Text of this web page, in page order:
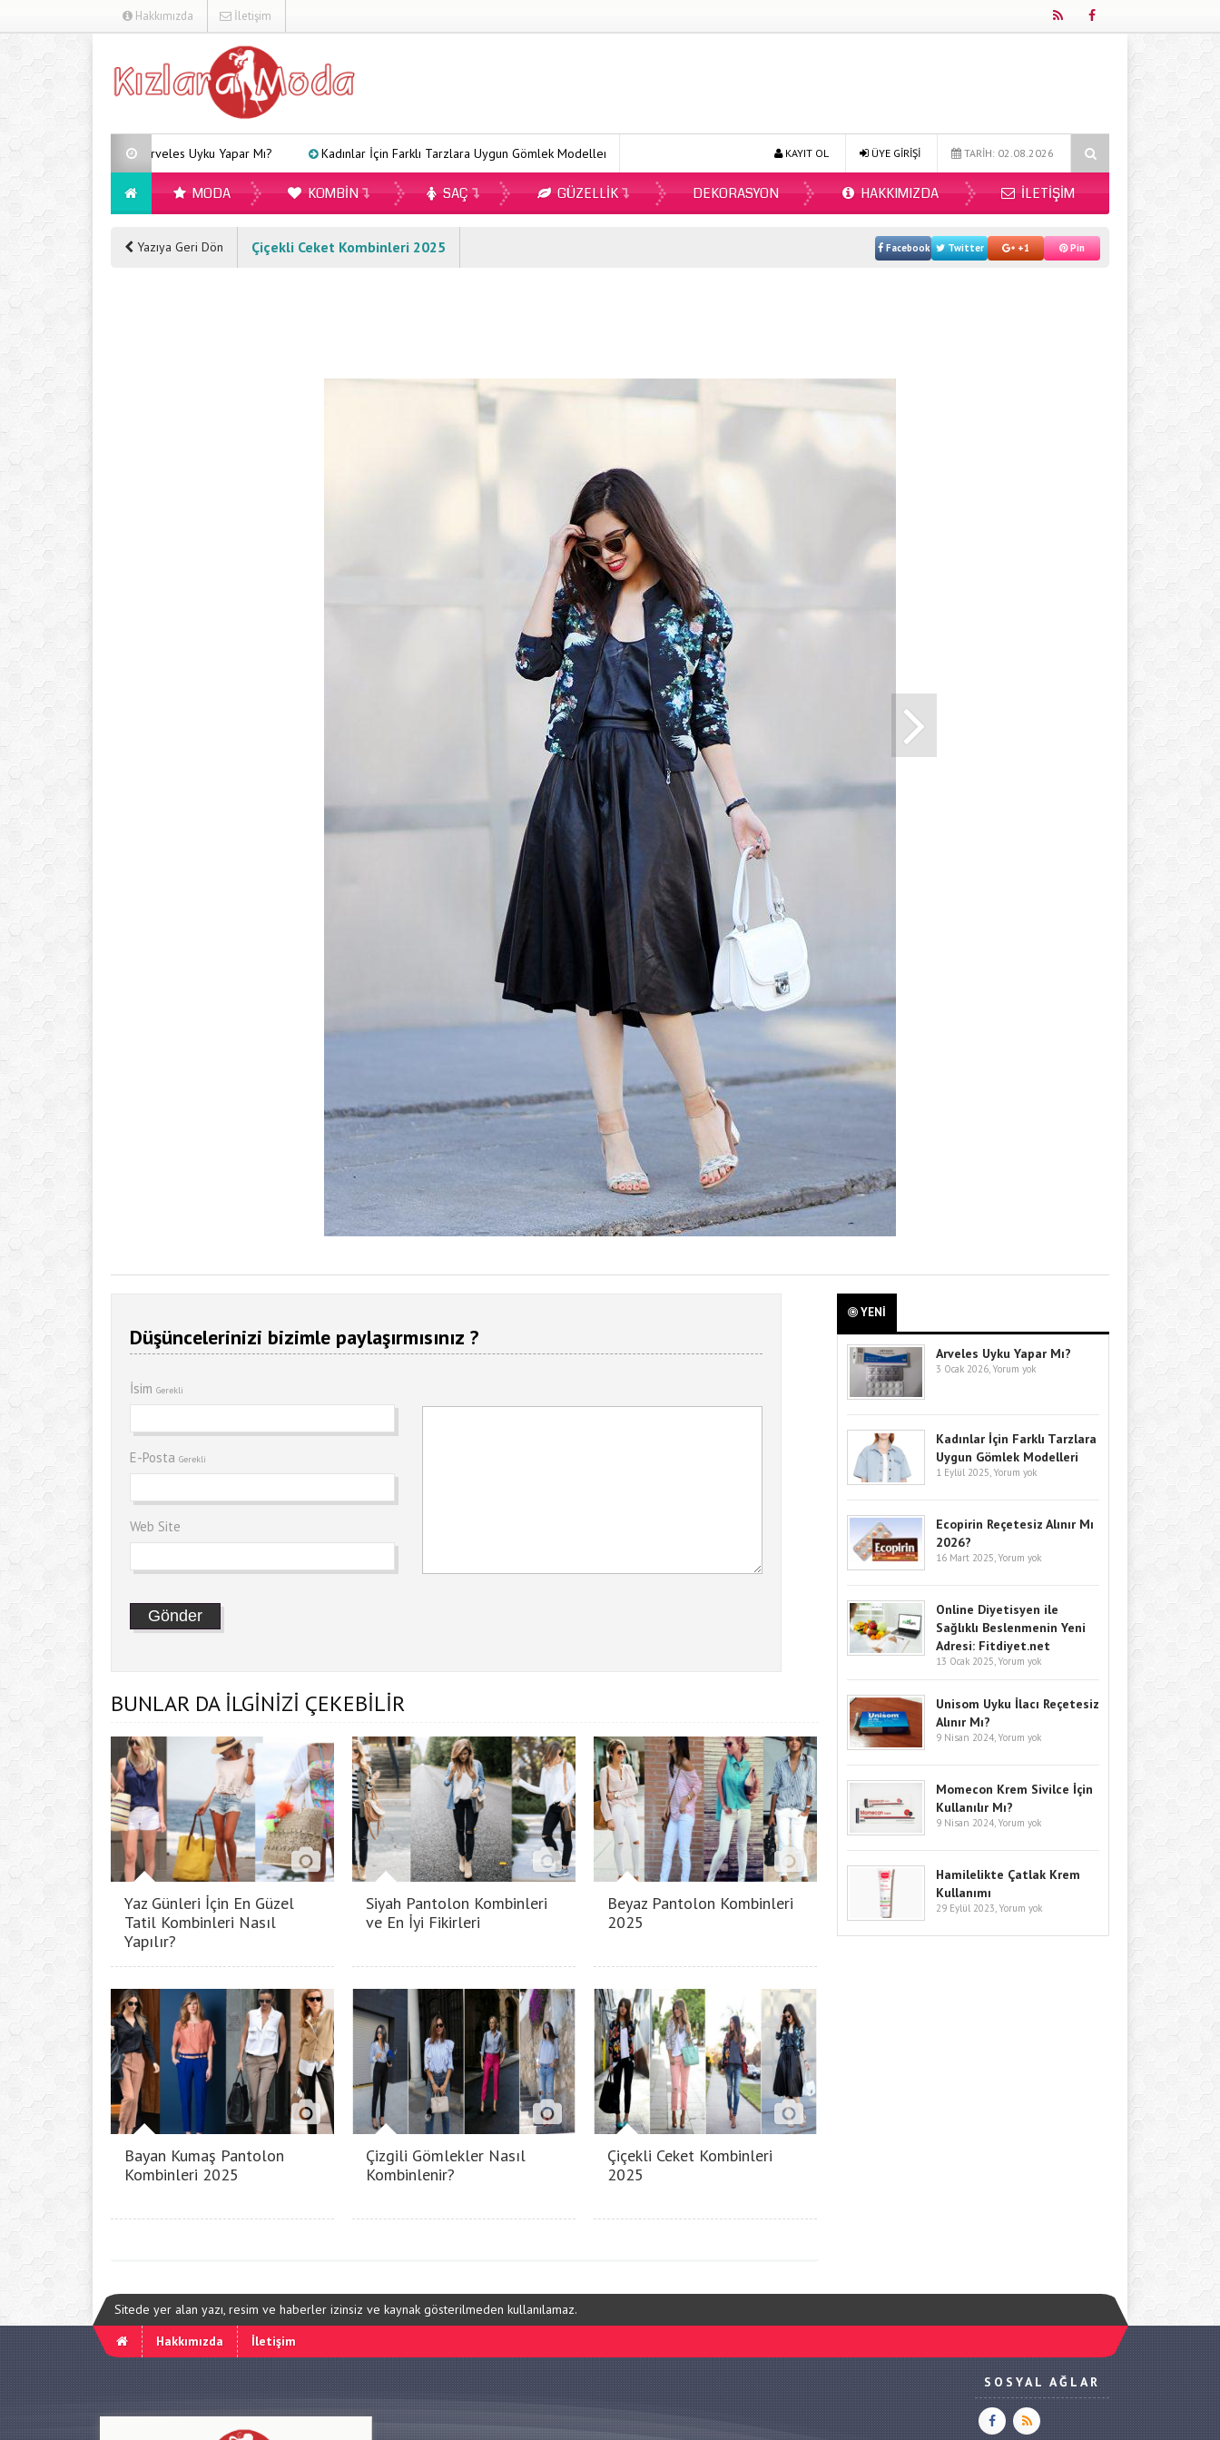
Hakkımızda İletişim
Arveles Uyku Yapar Mı? Kadınlar İçin Farklı Tarzlara Uygun Gömlek Modelleri Ecopirin Reçetesiz Alınır Mı 2026? Online Diyetisyen ile Sağlıklı Beslenmenin Yeni Adresi: Fitdiyet.net
TARİH: 02.08.2026
ÜYE GİRİŞİ
KAYIT OL
MODA KOMBIN SAÇ GÜZELLIK DEKORASYON HAKKIMIZDA İLETIŞIM
Yazıya Geri Dön Çiçekli Ceket Kombinleri 2025 Facebook Twitter +1 Pin
Düşüncelerinizi bizimle paylaşırmısınız ?
İsim Gerekli
E-Posta Gerekli
Web Site
BUNLAR DA İLGİNİZİ ÇEKEBİLİR
Yaz Günleri İçin En Güzel
Tatil Kombinleri Nasıl
Yapılır?
Siyah Pantolon Kombinleri
ve En İyi Fikirleri
Beyaz Pantolon Kombinleri
2025
Bayan Kumaş Pantolon
Kombinleri 2025
Çizgili Gömlekler Nasıl
Kombinlenir?
Çiçekli Ceket Kombinleri
2025
YENİ
Arveles Uyku Yapar Mı?
3 Ocak 2026, Yorum yok
Kadınlar İçin Farklı Tarzlara
Uygun Gömlek Modelleri
1 Eylül 2025, Yorum yok
Ecopirin Reçetesiz Alınır Mı
2026?
16 Mart 2025, Yorum yok
Online Diyetisyen ile
Sağlıklı Beslenmenin Yeni
Adresi: Fitdiyet.net
13 Ocak 2025, Yorum yok
Unisom Uyku İlacı Reçetesiz
Alınır Mı?
9 Nisan 2024, Yorum yok
Momecon Krem Sivilce İçin
Kullanılır Mı?
9 Nisan 2024, Yorum yok
Hamilelikte Çatlak Krem
Kullanımı
29 Eylül 2023, Yorum yok
Sitede yer alan yazı, resim ve haberler izinsiz ve kaynak gösterilmeden kullanılamaz.
Hakkımızda
İletişim
SOSYAL AĞLAR